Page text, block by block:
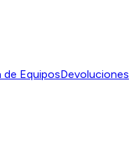
EquiposDevoluciones